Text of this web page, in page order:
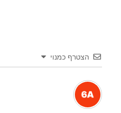
הצטרף כמנוי